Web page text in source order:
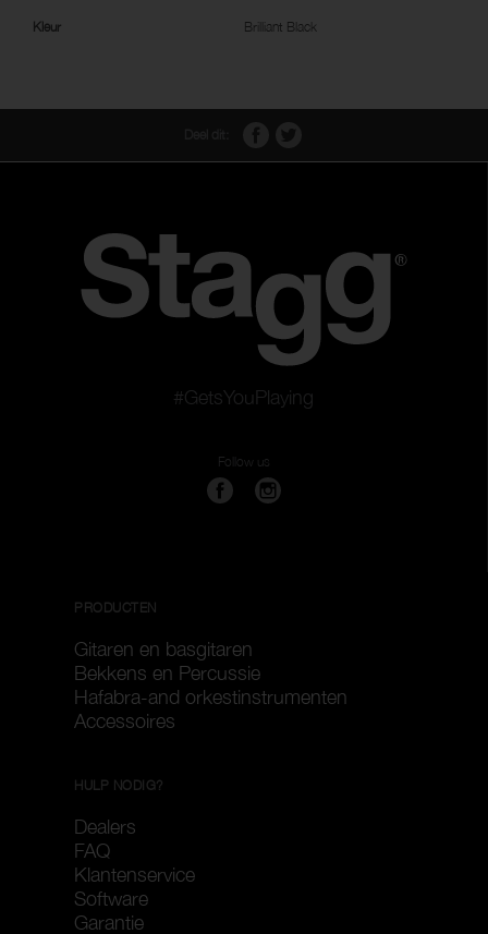
Kleur Brilliant Black
#GetsYouPlaying
Follow us
PRODUCTEN
Gitaren en basgitaren
Bekkens en Percussie
Hafabra-and orkestinstrumenten
Accessoires
HULP NODIG?
Dealers
FAQ
Klantenservice
Software
Garantie